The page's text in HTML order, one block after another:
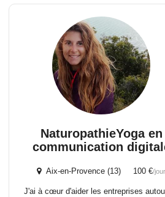
NaturopathieYoga en
communication
Aix-en-Provence (13) 100 €/jour
J'ai à cœur d'aider les entreprises